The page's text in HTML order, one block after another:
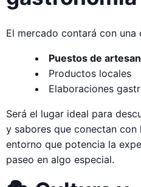
El mercado contará con una
Puestos de
Productos locales
Elaboraciones
Será el lugar ideal para
y sabores que conectan
entorno que potencia la
paseo en algo especial.